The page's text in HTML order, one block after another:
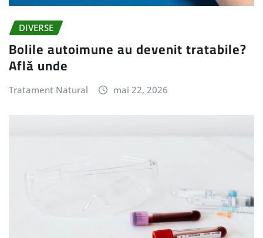
DIVERSE
Bolile autoimune au devenit tratabile?
Află unde
Tratament Natural mai 22, 2026